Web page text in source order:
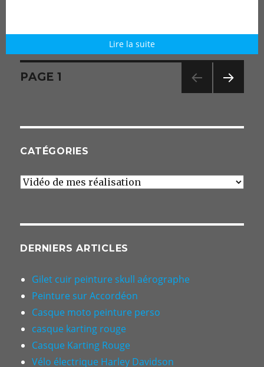
Lire la suite
Navigation
articles
PAGE 1
ANT
CATÉGORIES
Catégories
DERNIERS ARTICLES
Gilet cuir peinture skull aérographe
Peinture sur Accordéon
Casque moto peinture perso
casque karting rouge
Casque Karting Rouge
Vélo électrique Harley Davidson